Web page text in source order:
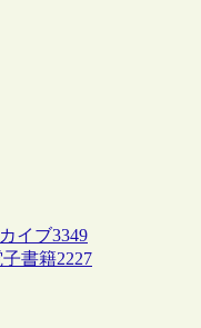
イブ3349
子書籍2227